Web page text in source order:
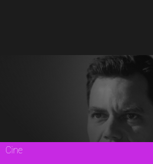
Teatro
"Close To Me": el nuevo